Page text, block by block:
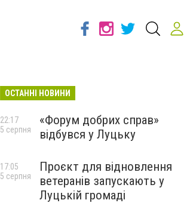
ОСТАННІ НОВИНИ
«Форум добрих справ»
відбувся у Луцьку
22:17
5 серпня
Проєкт для відновлення
ветеранів запускають у
Луцькій громаді
17:05
5 серпня